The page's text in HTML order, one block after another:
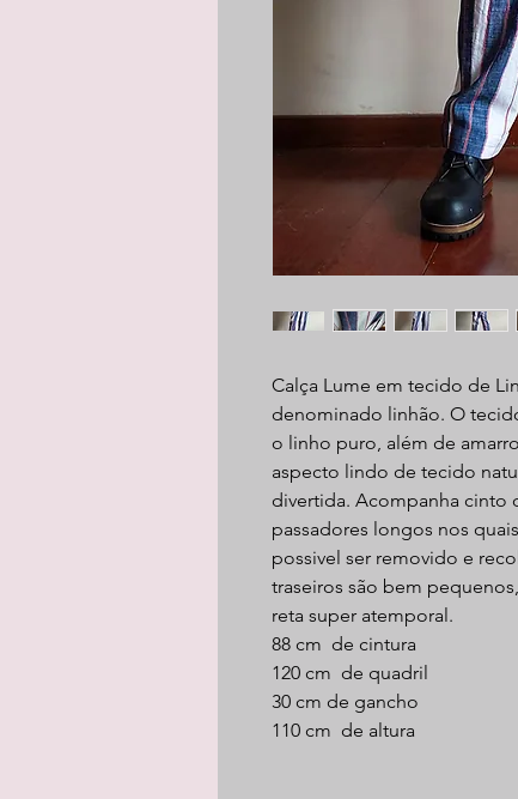
Calça Lume em tecido de
denominado linhão. O
o linho puro, além de
aspecto lindo de tecido
divertida. Acompanha cinto
passadores longos nos
possivel ser removido e
traseiros são bem
reta super atemporal.
88 cm de cintura
120 cm de quadril
30 cm de gancho
110 cm de altura